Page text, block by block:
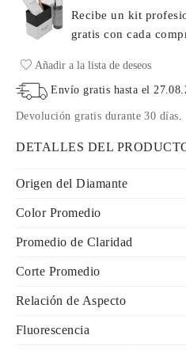
Recibe un kit
gratis con cada
Añadir a la lista de deseos
Envío gratis hasta el
Devolución gratis durante 30 días.
DETALLES DEL
Origen del Diamante
Color Promedio
Promedio de Claridad
Corte Promedio
Relación de Aspecto
Fluorescencia